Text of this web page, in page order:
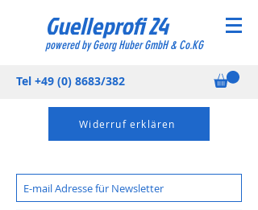
Guelleprofi 24
powered by Georg Huber GmbH & Co.KG
Tel +49 (0) 8683/382
Widerruf erklären